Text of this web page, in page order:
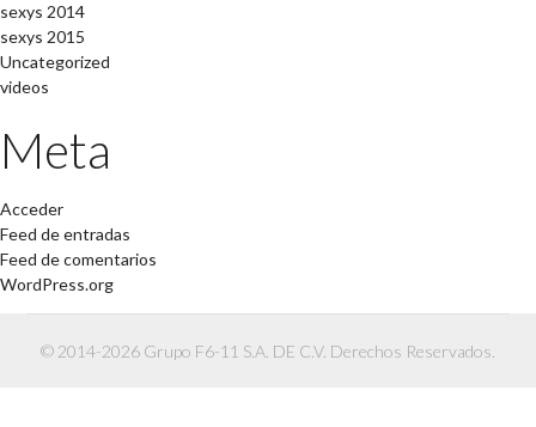
sexys 2014
sexys 2015
Uncategorized
videos
Meta
Acceder
Feed de entradas
Feed de comentarios
WordPress.org
© 2014-2026 Grupo F6-11 S.A. DE C.V. Derechos Reservados.